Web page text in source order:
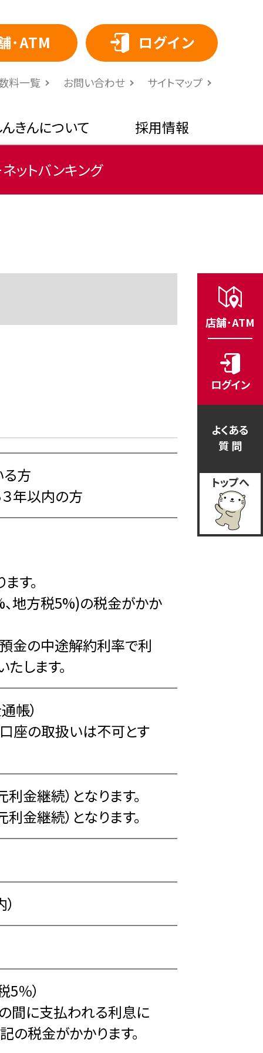
ットバンキング
きんについて 採用情報
･ATM ログイン
料⼀覧 お問い合わせ サイトマップ
方
年以内の方
す。
地方税5%)の税金がかか
金の中途解約利率で利
します。
帳）
座の取扱いは不可とす
継続）となります。
継続）となります。
％）
間に支払われる利息に
税金がかかります。
店舗･ATM
ログイン
よくある
質 問
トップへ